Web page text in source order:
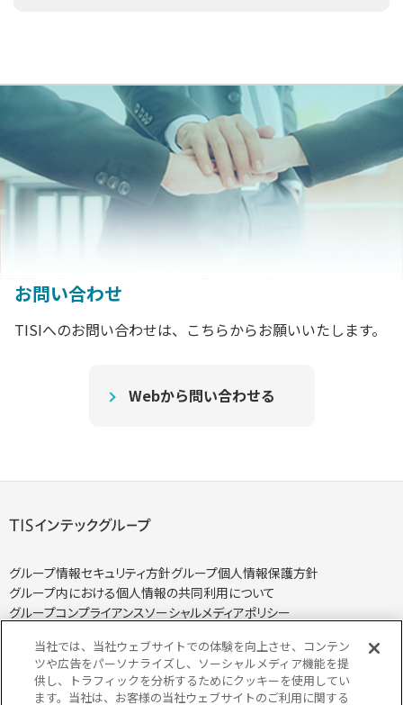
お問い合わせ
TISIへのお問い合わせは、こちらからお願いいたします。
Webから問い合わせる
グループ情報セキュリティ方針グループ個人情報保護方針
グループ内における個人情報の共同利用について
グループコンプライアンスソーシャルメディアポリシー
当社では、当社ウェブサイトでの体験を向上させ、コンテン
ツや広告をパーソナライズし、ソーシャルメディア機能を提
供し、トラフィックを分析するためにクッキーを使用してい
ます。当社は、お客様の当社ウェブサイトのご利用に関する